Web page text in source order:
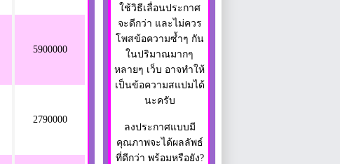
5900000
2790000
ใช้วิธีเลื่อนประกาศ
จะดีกว่า และไม่ควร
โพสข้อความซ้ำๆ กัน
ในปริมาณมากๆ
หลายๆ เว็บ อาจทำให้
เป็นข้อความสแปมได้
นะครับ
ลงประกาศแบบมี
คุณภาพจะได้ผลลัพธ์
ที่ดีกว่า พร้อมหรือยัง?